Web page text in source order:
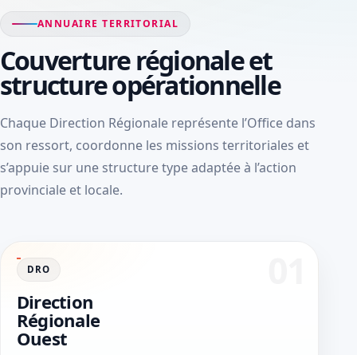
ANNUAIRE TERRITORIAL
Couverture régionale et
structure opérationnelle
Chaque Direction Régionale représente l’Office dans
son ressort, coordonne les missions territoriales et
s’appuie sur une structure type adaptée à l’action
provinciale et locale.
DRO
Direction
Régionale
Ouest